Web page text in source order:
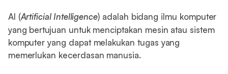
AI (Artificial Intelligence) adalah bidang ilmu komputer
yang bertujuan untuk menciptakan mesin atau sistem
komputer yang dapat melakukan tugas yang
memerlukan kecerdasan manusia.